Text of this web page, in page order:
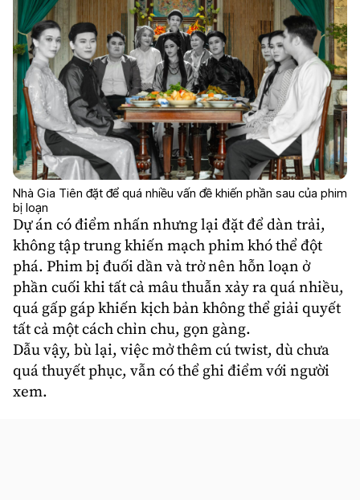
Nhà Gia Tiên đặt để quá nhiều vấn đề khiến phần sau của phim
bị loạn
Dự án có điểm nhấn nhưng lại đặt để dàn trải,
không tập trung khiến mạch phim khó thể đột
phá. Phim bị đuối dần và trở nên hỗn loạn ở
phần cuối khi tất cả mâu thuẫn xảy ra quá nhiều,
quá gấp gáp khiến kịch bản không thể giải quyết
tất cả một cách chỉn chu, gọn gàng.
Dẫu vậy, bù lại, việc mở thêm cú twist, dù chưa
quá thuyết phục, vẫn có thể ghi điểm với người
xem.